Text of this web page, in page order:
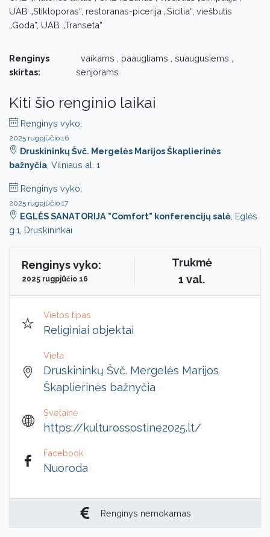
UAB „Stikloporas“, restoranas-picerija „Sicilia“, viešbutis
„Goda“, UAB „Transeta“
Renginys
skirtas:
vaikams , paaugliams , suaugusiems ,
senjorams
Kiti šio renginio laikai
Renginys vyko:
2025 rugpjūčio 16
Druskininkų Švč. Mergelės Marijos Škaplierinės
bažnyčia , Vilniaus al. 1
Renginys vyko:
2025 rugpjūčio 17
EGLĖS SANATORIJA "Comfort" konferencijų salė , Eglės
g.1, Druskininkai
Renginys vyko:
2025 rugpjūčio 16
Trukmė
1 val.
Vietos tipas
Religiniai objektai
Vieta
Druskininkų Švč. Mergelės Marijos
Škaplierinės bažnyčia
Svetainė
https://kulturossostine2025.lt/
Facebook
Nuoroda
Renginys nemokamas